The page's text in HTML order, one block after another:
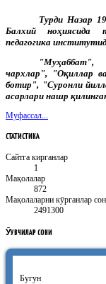
Турди Назар
Балхий ноҳиясида
педагогика
чархлар", "Оқиллар
ботир", "Суронли
асарлари нашр
Муфассал...
СТАТИСТИКА
Сайтга кирганлар
1
Мақолалар
872
Мақолаларни кӯрганлар
2491300
ӮҚУВЧИЛАРСОНИ
Бугун